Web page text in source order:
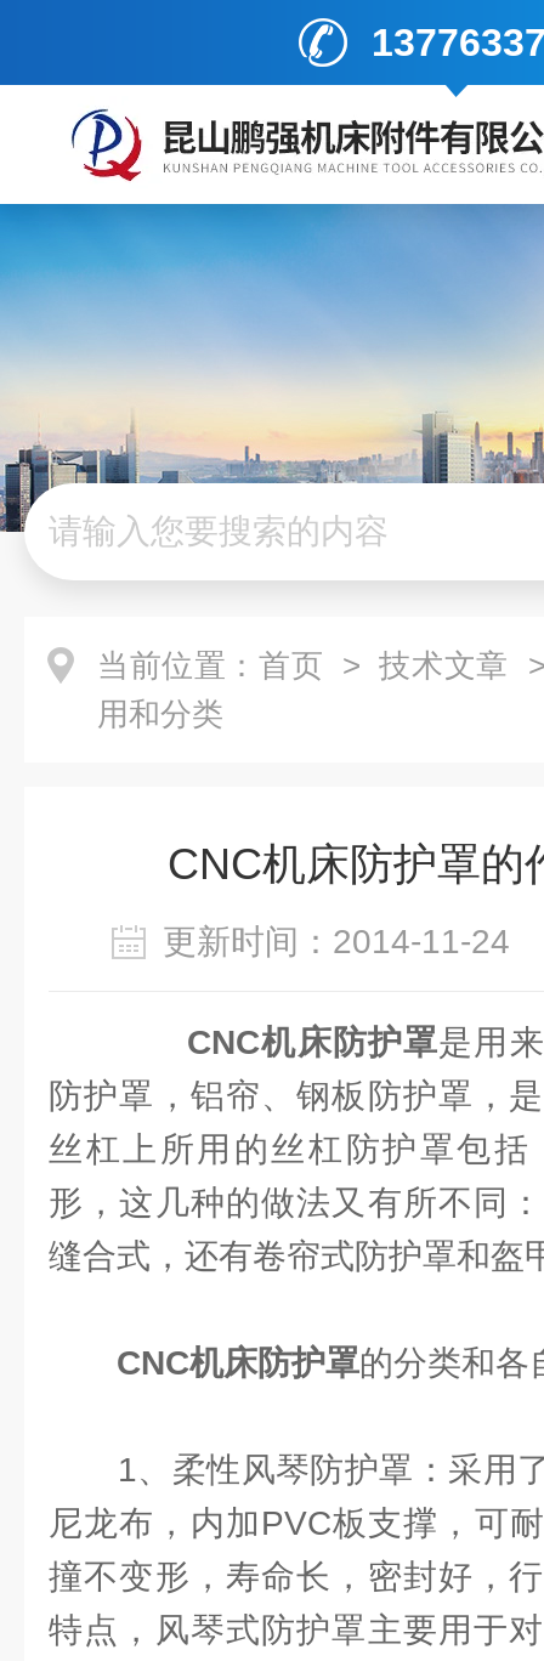
当前位置： 首页 > 技术文章
用和分类
CNC机床防护罩的
更新时间：2014-11-
CNC机床防护罩是用
防护罩，铝帘、钢板防护罩，
丝杠上所用的丝杠防护罩包
形，这几种的做法又有所不同
缝合式，还有卷帘式防护罩和盔
CNC机床防护罩的分类和各
1、柔性风琴防护罩：采用
尼龙布，内加PVC板支撑，可
撞不变形，寿命长，密封好，
特点，风琴式防护罩主要用于